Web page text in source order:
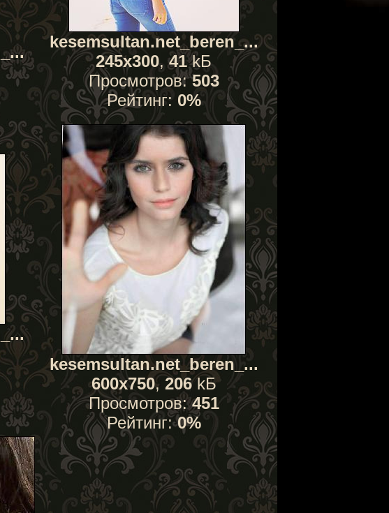
kesemsultan.net_beren_...
245x300,41kБ
Просмотров:503
Рейтинг: 0%
kesemsultan.net_beren_...
600x750, 206kБ
Просмотров:451
Рейтинг:0%